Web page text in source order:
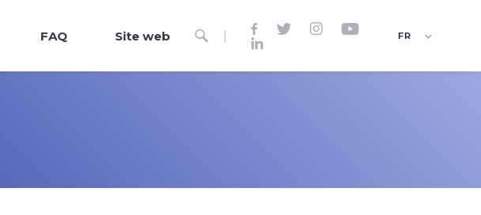
FAQ Site web    


FR